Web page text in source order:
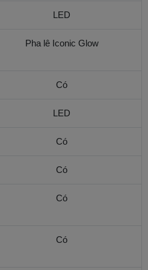
LED
Pha lê Iconic Glow
Có
LED
Có
Có
Có
Có